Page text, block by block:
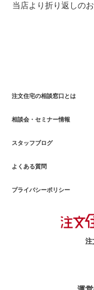
当店より折り返しの
注文住宅の相談窓口とは
相談会・セミナー情報
スタッフブログ
よくある質問
プライバシーポリシー
注